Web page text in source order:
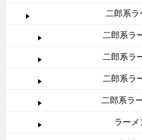
二郎系ラ
二郎系ラ
二郎系ラ
二郎系ラ
二郎系ラ
ラーメ